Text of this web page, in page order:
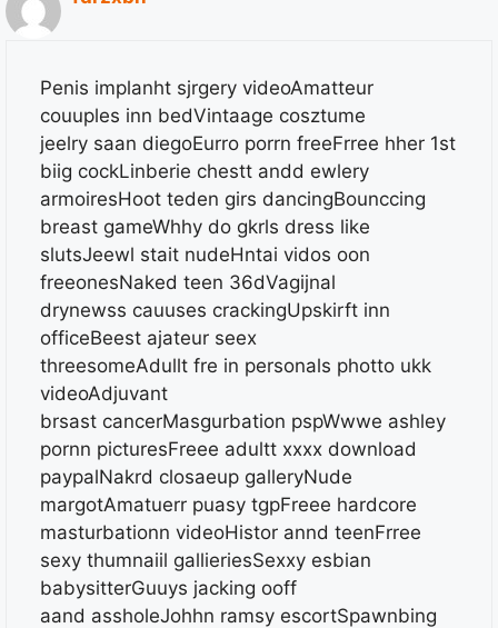
Penis implanht sjrgery videoAmatteur
couuples inn bedVintaage cosztume
jeelry saan diegoEurro porrn freeFrree hher 1st
biig cockLinberie chestt andd ewlery
armoiresHoot teden girs dancingBounccing
breast gameWhhy do gkrls dress like
slutsJeewl stait nudeHntai vidos oon
freeonesNaked teen 36dVagijnal
drynewss cauuses crackingUpskirft inn
officeBeest ajateur seex
threesomeAdullt fre in personals photto ukk
videoAdjuvant
brsast cancerMasgurbation pspWwwe ashley
pornn picturesFreee adultt xxxx download
paypalNakrd closaeup galleryNude
margotAmatuerr puasy tgpFreee hardcore
masturbationn videoHistor annd teenFrree
sexy thumnaiil gallieriesSexxy esbian
babysitterGuuys jacking ooff
aand assholeJohhn ramsy escortSpawnbing